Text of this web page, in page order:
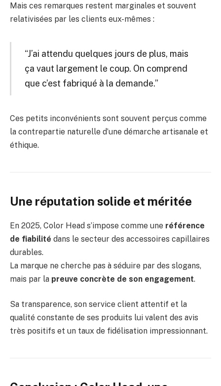
Mais ces remarques restent marginales et souvent
relativisées par les clients eux-mêmes :
“J’ai attendu quelques jours de plus, mais
ça vaut largement le coup. On comprend
que c’est fabriqué à la demande.”
Ces petits inconvénients sont souvent perçus comme
la contrepartie naturelle d’une démarche artisanale et
éthique.
Une réputation solide et méritée
En 2025, Color Head s’impose comme une référence
de fiabilité dans le secteur des accessoires capillaires
durables.
La marque ne cherche pas à séduire par des slogans,
mais par la preuve concrète de son engagement.
Sa transparence, son service client attentif et la
qualité constante de ses produits lui valent des avis
très positifs et un taux de fidélisation impressionnant.